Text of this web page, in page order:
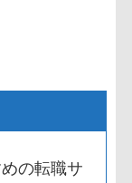
の転職サ